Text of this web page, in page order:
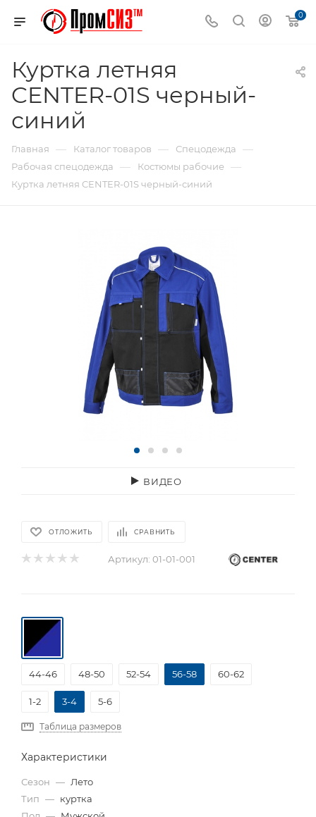
0
Куртка летняя
CENTER-01S черный-
синий
Главная — Каталог товаров — Спецодежда —
Рабочая спецодежда — Костюмы рабочие —
Куртка летняя CENTER-01S черный-синий
ВИДЕО
ОТЛОЖИТЬ СРАВНИТЬ
Артикул: 01-01-001
44-46 48-50 52-54 56-58 60-62
1-2 3-4 5-6
Таблица размеров
Характеристики
Сезон — Лето
Тип — куртка